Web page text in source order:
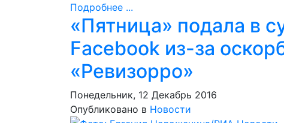
Подробнее ...
«Пятница» подала в
Facebook из-за
«Ревизорро»
Понедельник, 12 Декабрь 2016
Опубликовано в Новости